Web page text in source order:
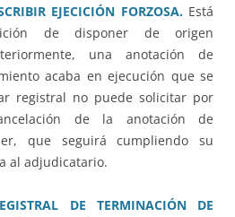
EJECICIÓN FORZOSA.Está
de disponer de origen
una anotación de
acaba en ejecución que se
registral no puede solicitar por
de la anotación de
que seguirá cumpliendo su
al adjudicatario.
DE TERMINACIÓN DE